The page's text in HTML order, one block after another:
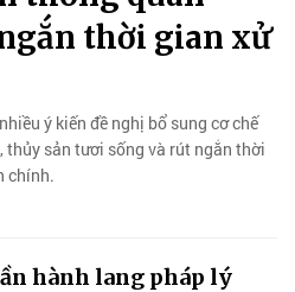
thời gian xử
ý kiến đề nghị bổ sung cơ chế
thủy sản tươi sống và rút ngắn thời
chính.
hành lang pháp lý